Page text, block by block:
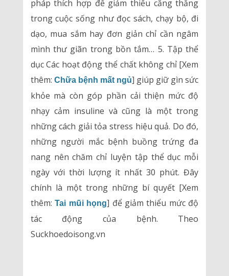
pháp thích hợp để giảm thiểu căng thẳng
trong cuộc sống như đọc sách, chạy bộ, đi
dạo, mua sắm hay đơn giản chỉ cần ngâm
mình thư giãn trong bồn tắm… 5. Tập thể
dục Các hoạt động thể chất không chỉ [Xem
thêm: Chữa bệnh mất ngủ] giúp giữ gìn sức
khỏe mà còn góp phần cải thiện mức độ
nhạy cảm insuline và cũng là một trong
những cách giải tỏa stress hiệu quả. Do đó,
những người mắc bệnh buồng trứng đa
nang nên chăm chỉ luyện tập thể dục mỗi
ngày với thời lượng ít nhất 30 phút. Đây
chính là một trong những bí quyết [Xem
thêm:Tai mũi họng] để giảm thiểu mức độ
tác động của bệnh. Theo
Suckhoedoisong.vn